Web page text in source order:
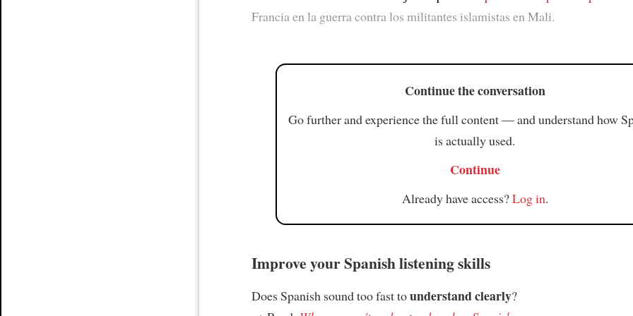
Francia en la guerra contra los militantes islamistas en Mali.
Continue the conversation
Go further and experience the full content — and understand how
is actually used.
Continue
Already have access?Log in.
Improve your Spanish listening skills
Does Spanish sound too fast tounderstand clearly?